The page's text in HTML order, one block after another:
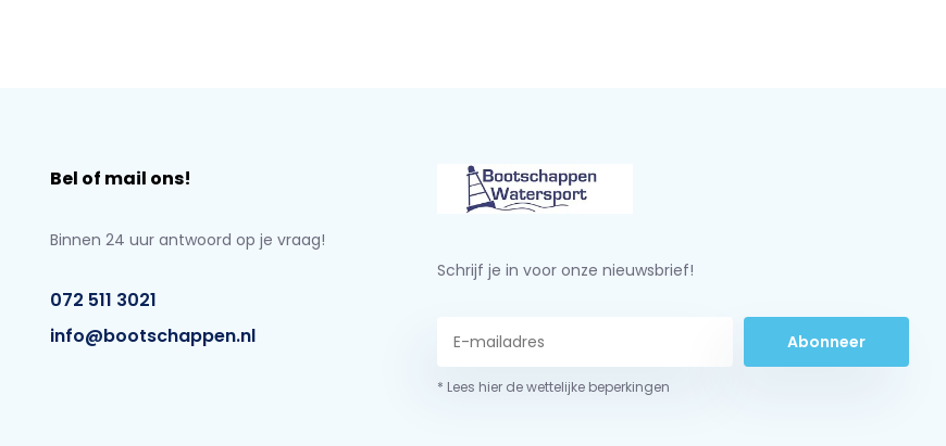
Bel of mail ons!
Binnen 24 uur antwoord op je vraag!
072 511 3021
info@bootschappen.nl
Schrijf je in voor onze nieuwsbrief!
Abonneer
* Lees hier de wettelijke beperkingen